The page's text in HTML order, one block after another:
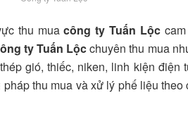
thu muacông ty Tuấn Lộc
ty Tuấn Lộcchuyên thu mua
gió, thiếc, niken, linh kiện
thu mua và xử lý phế liệu